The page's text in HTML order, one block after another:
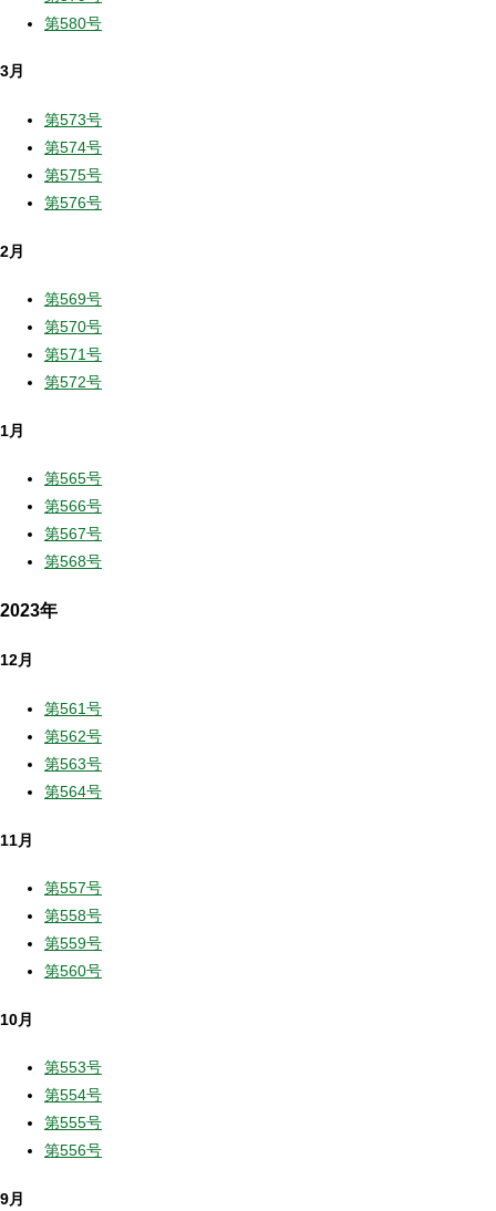
第580号
3月
第573号
第574号
第575号
第576号
2月
第569号
第570号
第571号
第572号
1月
第565号
第566号
第567号
第568号
2023年
12月
第561号
第562号
第563号
第564号
11月
第557号
第558号
第559号
第560号
10月
第553号
第554号
第555号
第556号
9月